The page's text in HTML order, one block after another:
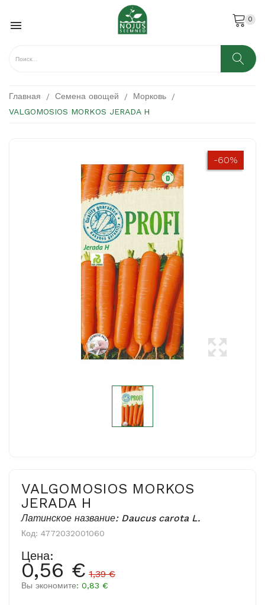
 0
Главная Семена овощей
Морковь
VALGOMOSIOS MORKOS JERADA H
-60%
VALGOMOSIOS MORKOS
JERADA H
Латинское название: Daucus carota L.
Код: 4772032001060
Цена:
0,56 € 1,39 €
Вы экономите: 0,83 €